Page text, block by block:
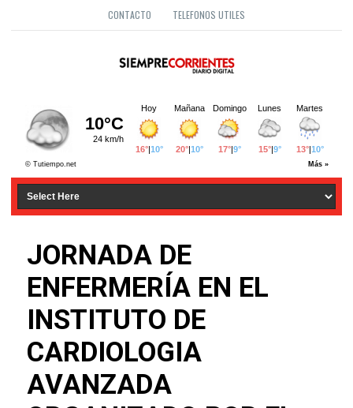
CONTACTO TELEFONOS UTILES
JORNADA DE
ENFERMERÍA EN EL
INSTITUTO DE
CARDIOLOGIA
AVANZADA